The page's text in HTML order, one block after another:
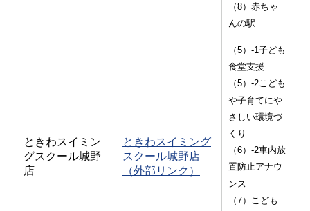
（8）赤ちゃ
んの駅
ときわスイミン
グスクール城野
店
ときわスイミング
スクール城野店
（外部リンク）
（5）-1子ども
食堂支援
（5）-2こども
や子育てにや
さしい環境づ
くり
（6）-2車内放
置防止アナウ
ンス
（7）こども